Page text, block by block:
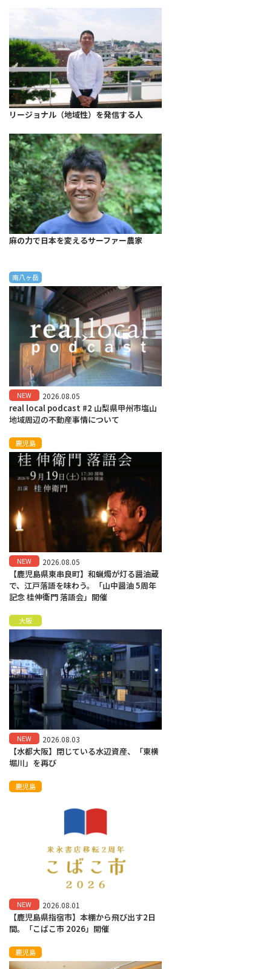
リージョナル（地域性）を発信する人
麻の力で日本を変えるサーファー農家
南八ヶ岳
NEW 2026.08.05
real local podcast #2 山梨県甲州市塩山
地域周辺の不動産事情について
鹿児島
NEW 2026.08.05
【鹿児島県東串良町】和蝋燭が灯る醤油蔵
で、江戸落語を味わう。「山中醤油 5周年
記念 桂伸衛門 落語会」開催
大阪
NEW 2026.08.03
【水都大阪】閉じている水辺資産、「東横
堀川」を再び
鹿児島
NEW 2026.08.01
【鹿児島県指宿市】本棚から飛び出す2日
間。「こばこ市 2026」開催
鹿児島